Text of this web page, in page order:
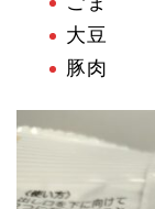
大豆
豚肉